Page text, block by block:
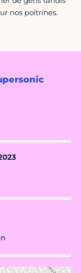
nos poitrines.